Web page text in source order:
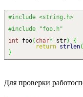
#include <string.h>
#include "foo.h"
int foo( char* str)
{
return strlen(
}
Для проверки